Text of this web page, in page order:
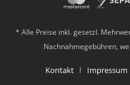
* Alle Preise inkl. gesetzl.
Nachnahmegebühren,
Kontakt Impressum